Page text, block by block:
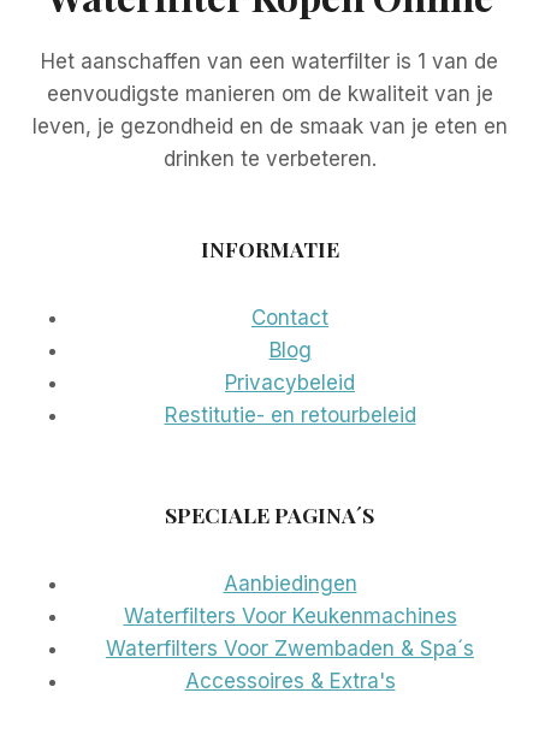
Het aanschaffen van een waterfilter is 1 van de
eenvoudigste manieren om de kwaliteit van je
leven, je gezondheid en de smaak van je eten en
drinken te verbeteren.
INFORMATIE
Contact
Blog
Privacybeleid
Restitutie- en retourbeleid
SPECIALE PAGINA´S
Aanbiedingen
Waterfilters Voor Keukenmachines
Waterfilters Voor Zwembaden & Spa´s
Accessoires & Extra's